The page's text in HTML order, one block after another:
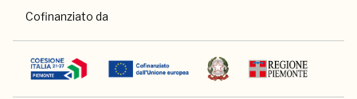
Cofinanziato da